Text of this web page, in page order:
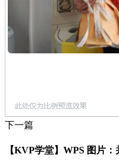
下一篇
【KVP学堂】WPS 图片